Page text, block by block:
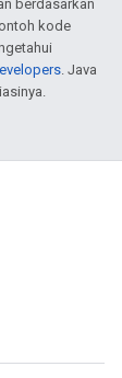
berdasarkan
kode
. Java